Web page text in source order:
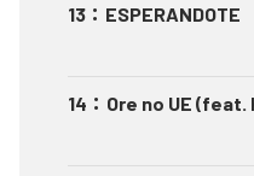
13 ： ESPERANDOTE
14 ： Ore no UE